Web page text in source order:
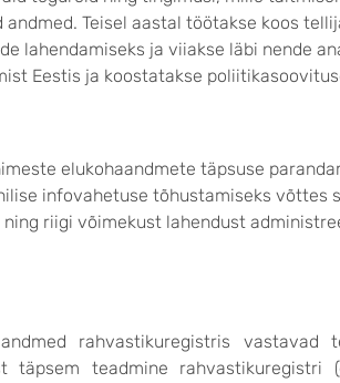
Teisel aastal töötakse koos
lahendamiseks ja viiakse läbi nende
Eestis ja koostatakse
elukohaandmete täpsuse
infovahetuse tõhustamiseks võttes
riigi võimekust lahendust
rahvastikuregistris vastavad
teadmine rahvastikuregistri